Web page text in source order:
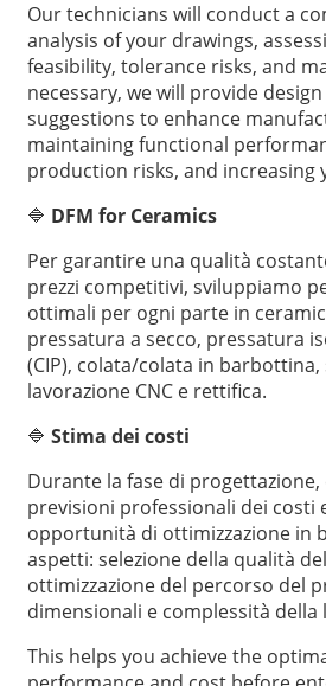
Our technicians will conduct a
analysis of your drawings,
feasibility, tolerance risks, and
necessary, we will provide
suggestions to enhance
maintaining functional
production risks, and increasing
🔷 DFM for Ceramics
Per garantire una qualità
prezzi competitivi, sviluppiamo
ottimali per ogni parte in
pressatura a secco, pressatura
(CIP), colata/colata in barbottina,
lavorazione CNC e rettifica.
🔷 Stima dei costi
Durante la fase di
previsioni professionali dei costi
opportunità di ottimizzazione in
aspetti: selezione della qualità
ottimizzazione del percorso del
dimensionali e complessità della
This helps you achieve the